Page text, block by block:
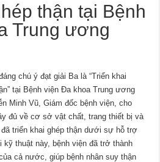
thận tại Bệnh
Trung ương
chú ý đạt giải Ba là “Triển khai
tại Bệnh viện Đa khoa Trung ương
Minh Vũ, Giám đốc bệnh viện, cho
đủ về cơ sở vật chất, trang thiết bị và
triển khai ghép thận dưới sự hỗ trợ
thuật này, bệnh viện đã trở thành
cả nước, giúp bệnh nhân suy thận